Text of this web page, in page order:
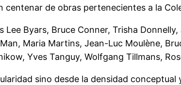
de obras pertenecientes a la
Byars, Bruce Conner, Trisha
Maria Martins, Jean-Luc Moulène,
Yves Tanguy, Wolfgang Tillmans,
sino desde la densidad